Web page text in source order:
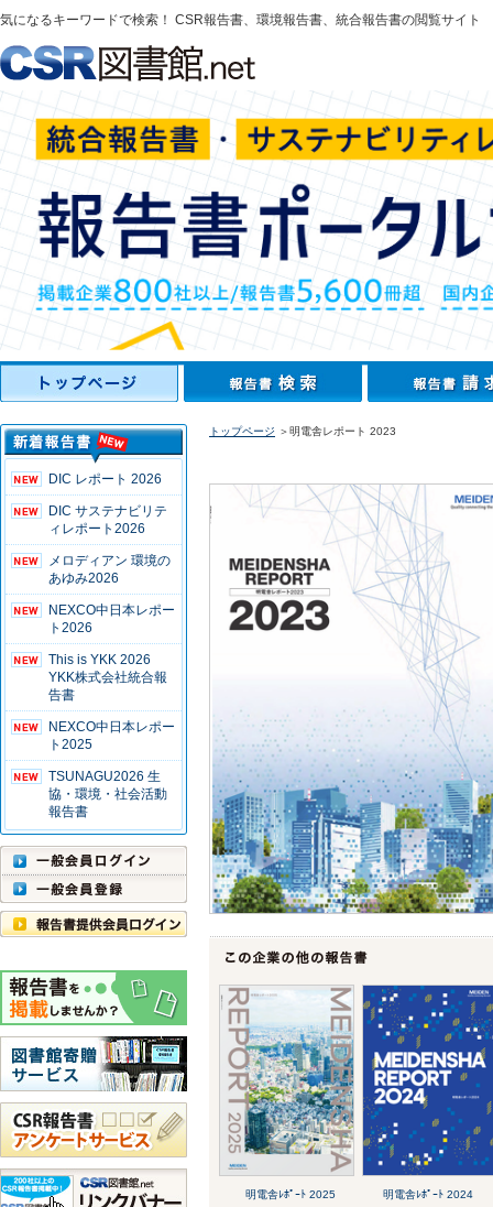
気になるキーワードで検索！ CSR報告書、環境報告書、統合報告書の閲覧サイト
DIC レポート 2026
DIC サステナビリテ
ィレポート2026
メロディアン 環境の
あゆみ2026
NEXCO中日本レポー
ト2026
This is YKK 2026
YKK株式会社統合報
告書
NEXCO中日本レポー
ト2025
TSUNAGU2026 生
協・環境・社会活動
報告書
トップページ ＞明電舎レポート 2023
明電舎ﾚﾎﾟｰﾄ 2025 明電舎ﾚﾎﾟｰﾄ 2024